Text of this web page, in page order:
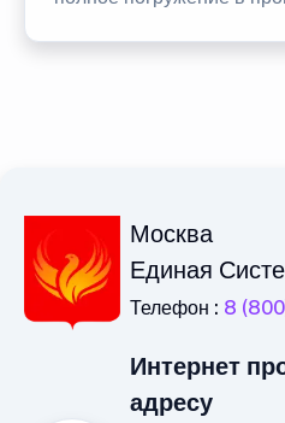
Москва
Единая
Телефон : 8
Интернет
адресу